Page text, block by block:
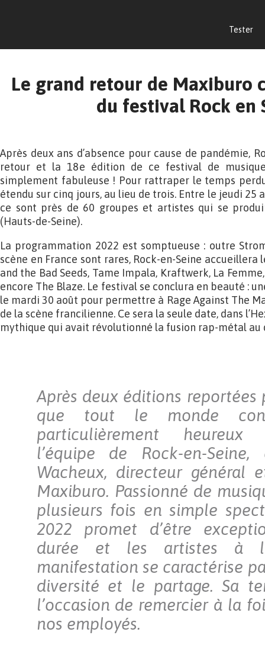
Tester
Le grand retour de Maxiburo
du festival Rock en
Après deux ans d’absence pour cause de pandémie,
retour et la 18e édition de ce festival de musique
simplement fabuleuse ! Pour rattraper le temps
étendu sur cinq jours, au lieu de trois. Entre le jeudi 25
ce sont près de 60 groupes et artistes qui se
(Hauts-de-Seine).
La programmation 2022 est somptueuse : outre
scène en France sont rares, Rock-en-Seine accueillera
and the Bad Seeds, Tame Impala, Kraftwerk, La
encore The Blaze. Le festival se conclura en beauté :
le mardi 30 août pour permettre à Rage Against The
de la scène francilienne. Ce sera la seule date, dans
mythique qui avait révolutionné la fusion rap-métal au
Après deux éditions reportées
que tout le monde
particulièrement
l’équipe de Rock-en-
Wacheux, directeur général
Maxiburo. Passionné de
plusieurs fois en simple
2022 promet d’être
durée et les artistes à
manifestation se caractérise
diversité et le partage. Sa
l’occasion de remercier à la
nos employés.